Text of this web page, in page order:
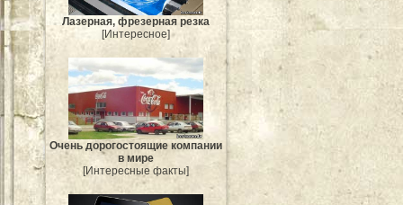
Лазерная, фрезерная резка
[Интересное]
Очень дорогостоящие компании
в мире
[Интересные факты]